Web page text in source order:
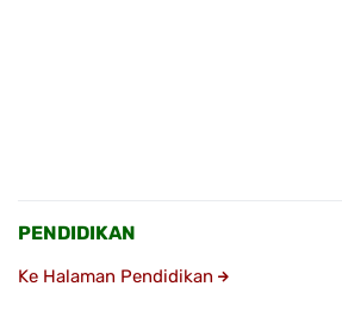
PENDIDIKAN
Ke Halaman Pendidikan